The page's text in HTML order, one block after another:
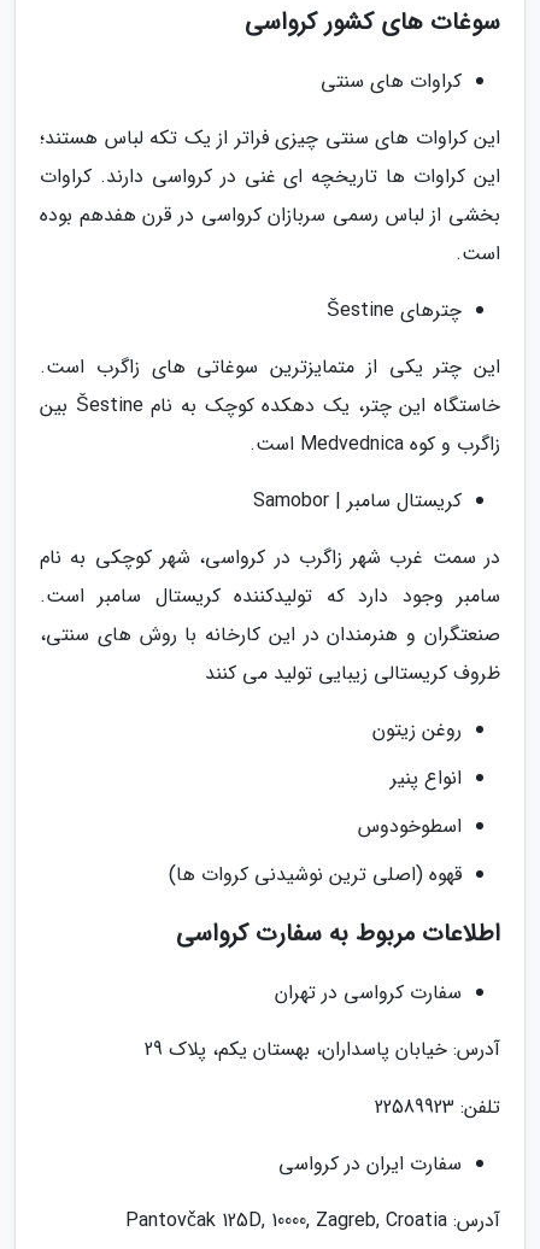
سوغات های کشور کرواسی
کراوات های سنتی
این کراوات های سنتی چیزی فراتر از یک تکه لباس هستند؛
این کراوات ها تاریخچه ای غنی در کرواسی دارند. کراوات
بخشی از لباس رسمی سربازان کرواسی در قرن هفدهم بوده
است.
چترهای Šestine
این چتر یکی از متمایزترین سوغاتی های زاگرب است.
خاستگاه این چتر، یک دهکده کوچک به نام Šestine بین
زاگرب و کوه Medvednica است.
کریستال سامبر | Samobor
در سمت غرب شهر زاگرب در کرواسی، شهر کوچکی به نام
سامبر وجود دارد که تولیدکننده کریستال سامبر است.
صنعتگران و هنرمندان در این کارخانه با روش های سنتی،
ظروف کریستالی زیبایی تولید می کنند
روغن زیتون
انواع پنیر
اسطوخودوس
قهوه (اصلی ترین نوشیدنی کروات ها)
اطلاعات مربوط به سفارت کرواسی
سفارت کرواسی در تهران
آدرس: خیابان پاسداران، بهستان یکم، پلاک 29
تلفن: 22589923
سفارت ایران در کرواسی
آدرس: Pantovčak 125D, 10000, Zagreb, Croatia